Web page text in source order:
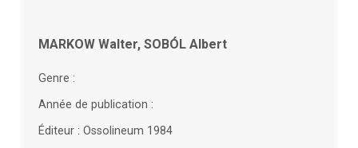
MARKOW Walter, SOBÓL Albert
Genre :
Année de publication :
Éditeur : Ossolineum 1984